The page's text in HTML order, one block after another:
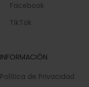
Facebook
TikTok
INFORMACIÓN
Política de Privacidad